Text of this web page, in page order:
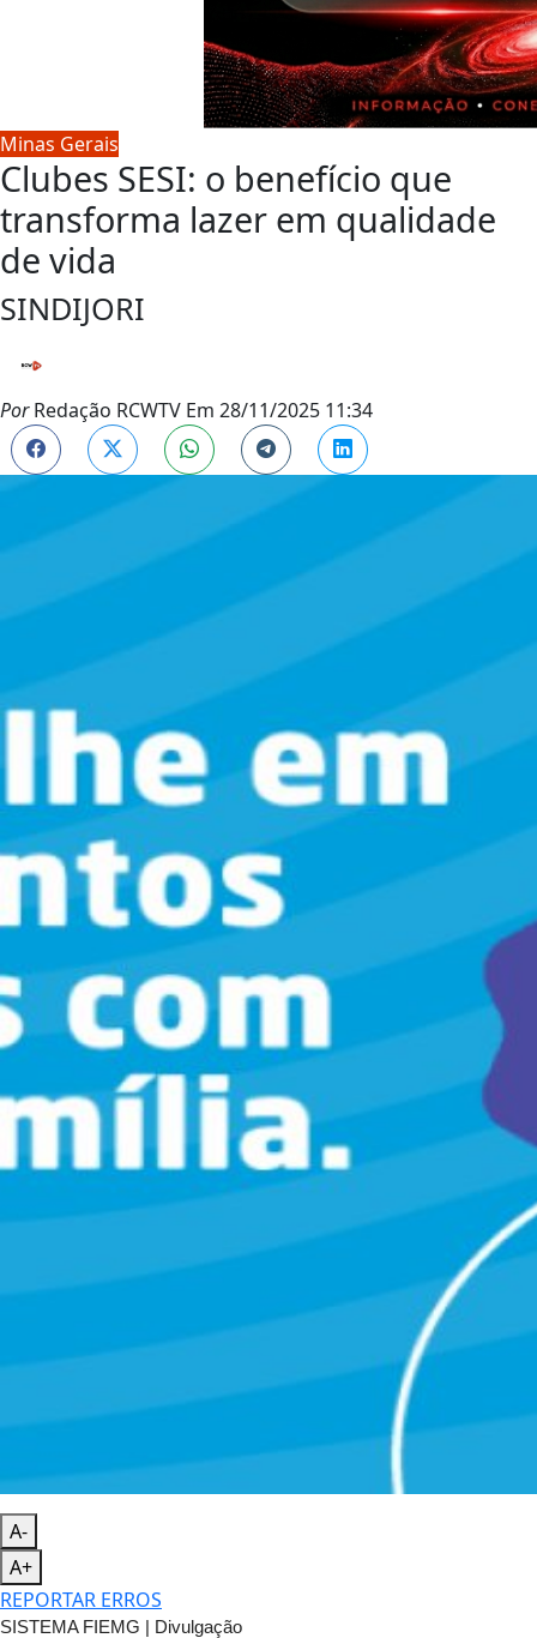
Minas Gerais
Clubes SESI: o benefício que
transforma lazer em qualidade
de vida
SINDIJORI
PorRedação RCWTV Em 28/11/2025 11:34
A-
A+
REPORTAR ERROS
SISTEMA FIEMG | Divulgação